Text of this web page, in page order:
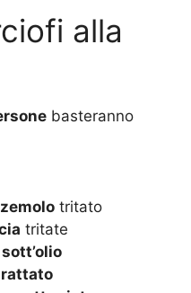
alla
basteranno
tritato
tritate